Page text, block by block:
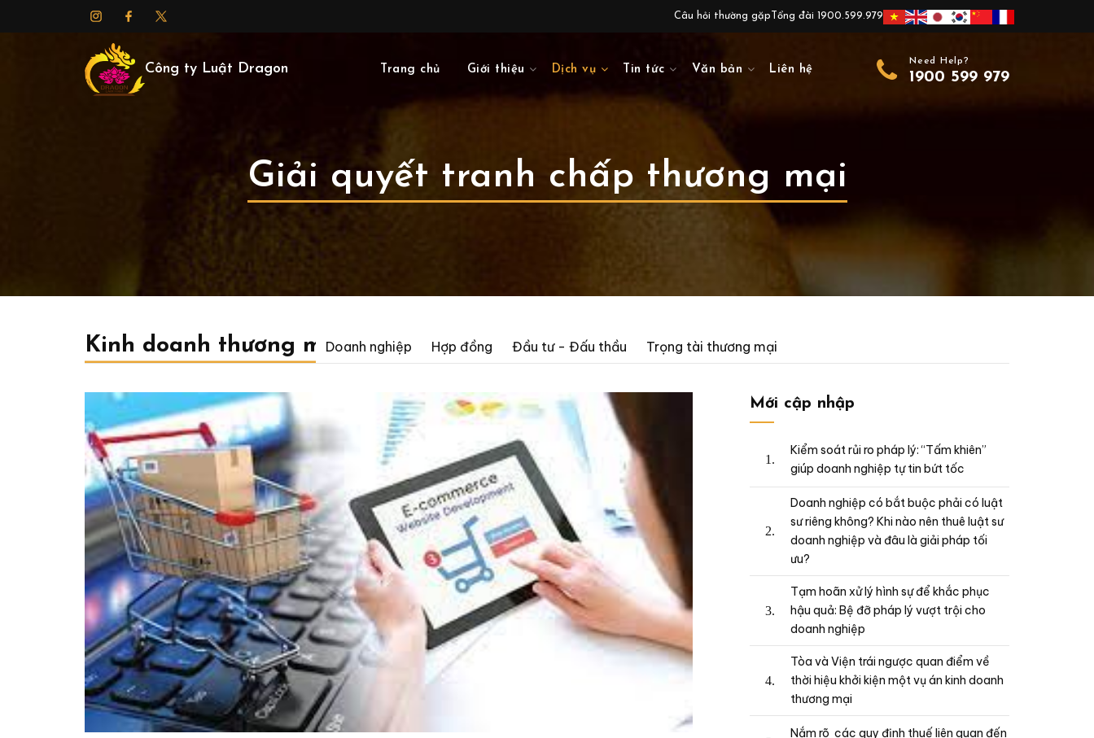
Câu hỏi thường gặp Tổng đài 1900.599.979
Công ty Luật Dragon Trang chủ Giới thiệu Dịch vụ Tin tức Văn bản Liên hệ
Need Help?
1900 599 979
Giải quyết tranh chấp thương mại
Kinh doanh thương mạiDoanh nghiệp Hợp đồng Đầu tư - Đấu thầu Trọng tài thương mại
Mới cập nhập
Kiểm soát rủi ro pháp lý: “Tấm khiên”
giúp doanh nghiệp tự tin bứt tốc
Doanh nghiệp có bắt buộc phải có luật
sư riêng không? Khi nào nên thuê luật sư
doanh nghiệp và đâu là giải pháp tối
ưu?
Tạm hoãn xử lý hình sự để khắc phục
hậu quả: Bệ đỡ pháp lý vượt trội cho
doanh nghiệp
Tòa và Viện trái ngược quan điểm về
thời hiệu khởi kiện một vụ án kinh doanh
thương mại
Nắm rõ các quy định thuế liên quan đến